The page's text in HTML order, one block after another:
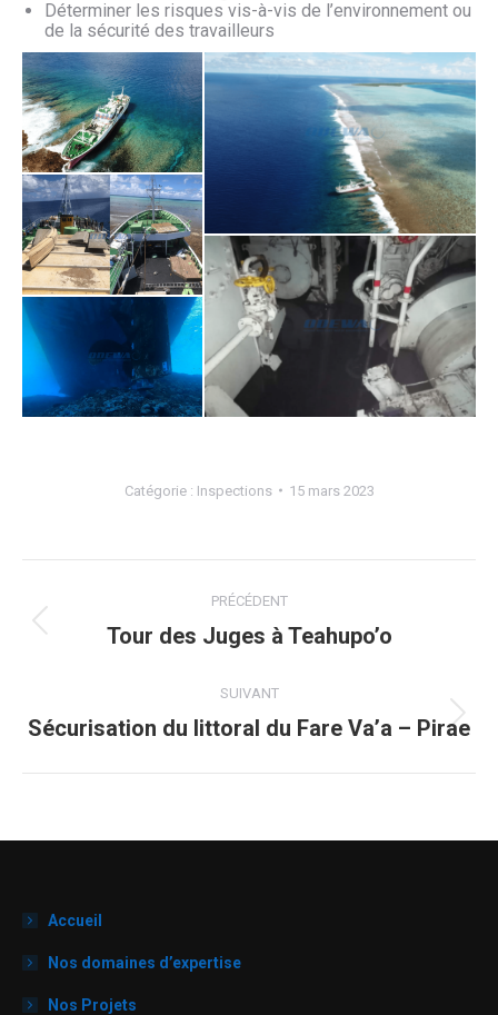
Déterminer les risques vis-à-vis de l’environnement ou
de la sécurité des travailleurs
shen gang shun - arutua 1
shen gang shun - arutua 2
shen gang shun - arutua 3
Catégorie : Inspections 15 mars 2023
Navigation
de
commentaire
PRÉCÉDENT
Onglet
Tour des Juges à Teahupo’o
SUIVANT
Projets
Sécurisation du littoral du Fare Va’a – Pirae
Accueil
Nos domaines d’expertise
Nos Projets